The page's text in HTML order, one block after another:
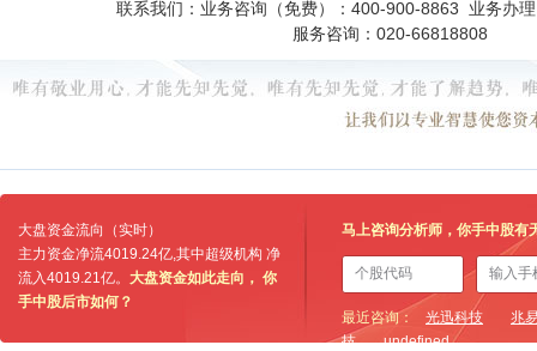
联系我们：业务咨询（免费）：400-900-8863 业务办
服务咨询：020-66818808
大盘资金流向（实时）
主力资金净流4019.24亿,其中超级机构 净
流入4019.21亿。 大盘资金如此走向， 你
手中股后市如何？
马上咨询分析师，你手中股有
最近咨询： 光迅科技
兆
技
undefined